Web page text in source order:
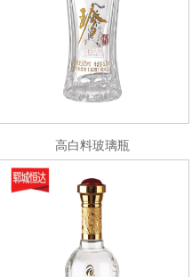
高白料玻璃瓶